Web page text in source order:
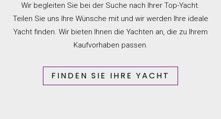
Wir begleiten Sie bei der Suche nach Ihrer Top-Yacht.
Teilen Sie uns Ihre Wünsche mit und wir werden Ihre ideale
Yacht finden. Wir bieten Ihnen die Yachten an, die zu Ihrem
Kaufvorhaben passen.
FINDEN SIE IHRE YACHT